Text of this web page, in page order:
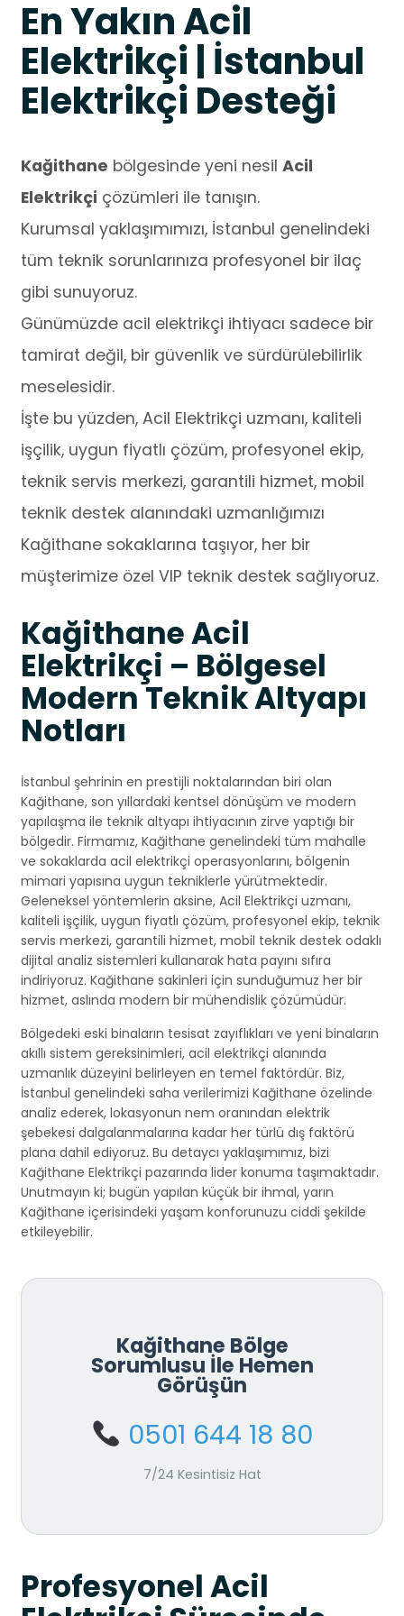
En Yakın Acil
Elektrikçi | İstanbul
Elektrikçi Desteği
Kağithane bölgesinde yeni nesil Acil
Elektrikçi çözümleri ile tanışın.
Kurumsal yaklaşımımızı, İstanbul genelindeki
tüm teknik sorunlarınıza profesyonel bir ilaç
gibi sunuyoruz.
Günümüzde acil elektrikçi ihtiyacı sadece bir
tamirat değil, bir güvenlik ve sürdürülebilirlik
meselesidir.
İşte bu yüzden, Acil Elektrikçi uzmanı, kaliteli
işçilik, uygun fiyatlı çözüm, profesyonel ekip,
teknik servis merkezi, garantili hizmet, mobil
teknik destek alanındaki uzmanlığımızı
Kağithane sokaklarına taşıyor, her bir
müşterimize özel VIP teknik destek sağlıyoruz.
Kağithane Acil
Elektrikçi – Bölgesel
Modern Teknik Altyapı
Notları
İstanbul şehrinin en prestijli noktalarından biri olan
Kağithane, son yıllardaki kentsel dönüşüm ve modern
yapılaşma ile teknik altyapı ihtiyacının zirve yaptığı bir
bölgedir. Firmamız, Kağithane genelindeki tüm mahalle
ve sokaklarda acil elektrikçi operasyonlarını, bölgenin
mimari yapısına uygun tekniklerle yürütmektedir.
Geleneksel yöntemlerin aksine, Acil Elektrikçi uzmanı,
kaliteli işçilik, uygun fiyatlı çözüm, profesyonel ekip, teknik
servis merkezi, garantili hizmet, mobil teknik destek odaklı
dijital analiz sistemleri kullanarak hata payını sıfıra
indiriyoruz. Kağithane sakinleri için sunduğumuz her bir
hizmet, aslında modern bir mühendislik çözümüdür.
Bölgedeki eski binaların tesisat zayıflıkları ve yeni binaların
akıllı sistem gereksinimleri, acil elektrikçi alanında
uzmanlık düzeyini belirleyen en temel faktördür. Biz,
İstanbul genelindeki saha verilerimizi Kağithane özelinde
analiz ederek, lokasyonun nem oranından elektrik
şebekesi dalgalanmalarına kadar her türlü dış faktörü
plana dahil ediyoruz. Bu detaycı yaklaşımımız, bizi
Kağithane Elektrikçi pazarında lider konuma taşımaktadır.
Unutmayın ki; bugün yapılan küçük bir ihmal, yarın
Kağithane içerisindeki yaşam konforunuzu ciddi şekilde
etkileyebilir.
Kağithane Bölge
Sorumlusu İle Hemen
Görüşün
0501 644 18 80
7/24 Kesintisiz Hat
Profesyonel Acil